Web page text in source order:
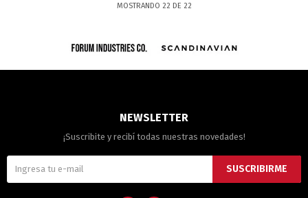
MOSTRANDO 22 DE 22
NEWSLETTER
¡Suscribite y recibí todas nuestras novedades!
SUSCRIBIRME